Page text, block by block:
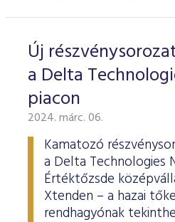
Új
a Delta
piacon
2024. márc. 06.
Kamatozó
a Delta Technologies
Értéktőzsde
Xtenden – a hazai
rendhagyónak